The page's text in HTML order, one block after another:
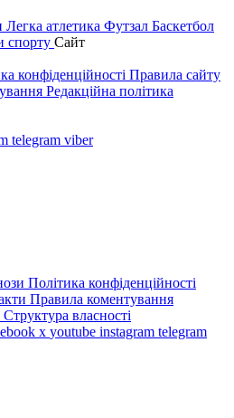
Легка атлетика Футзал Баскетбол
спорту Сайт
конфіденційності Правила сайту
Редакційна політика
telegram viber
Політика конфіденційності
Правила коментування
Структура власності
x youtube instagram telegram